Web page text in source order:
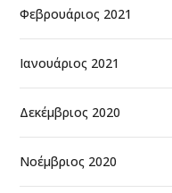
Φεβρουάριος 2021
Ιανουάριος 2021
Δεκέμβριος 2020
Νοέμβριος 2020